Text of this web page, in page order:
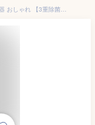
リモコン追加！改良版入荷済！【楽天1位】 加湿器 おしゃれ 【3重除菌】加湿器 卓上【7色LEDライト】 加湿器 大容量 4L 超音波 加湿器 スチーム式 上から給水 加湿器 アロマ 次亜塩素酸水対応 大容量 4L 除菌 タッチセンサー タイマー付 静音 省エネ 節電 エコ プレゼント